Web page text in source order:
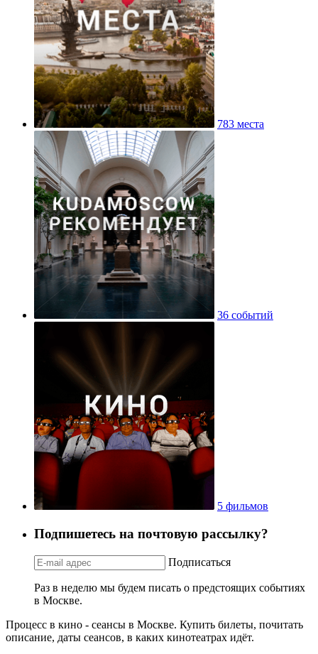
783 места
36 событий
5 фильмов
Подпишетесь на почтовую рассылку?
Подписаться
Раз в неделю мы будем писать о предстоящих событиях
в Москве.
Процесс в кино - сеансы в Москве. Купить билеты, почитать
описание, даты сеансов, в каких кинотеатрах идёт.